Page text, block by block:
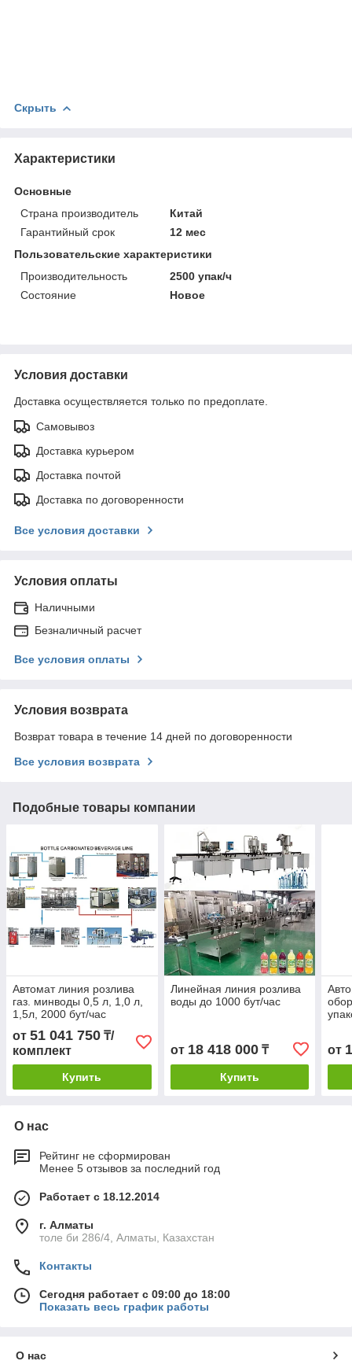
Скрыть
Характеристики
Основные
Страна производитель
Китай
Гарантийный срок
12 мес
Пользовательские характеристики
Производительность
2500 упак/ч
Состояние
Новое
Условия доставки
Доставка осуществляется только по предоплате.
Самовывоз
Доставка курьером
Доставка почтой
Доставка по договоренности
Все условия доставки
Условия оплаты
Наличными
Безналичный расчет
Все условия оплаты
Условия возврата
Возврат товара в течение 14 дней по договоренности
Все условия возврата
Подобные товары компании
Автомат линия розлива
газ. минводы 0,5 л, 1,0 л,
1,5л, 2000 бут/час
от 51 041 750 ₸/
комплект
Купить
Линейная линия розлива
воды до 1000 бут/час
от 18 418 000₸
Купить
от
О нас
Рейтинг не сформирован
Менее 5 отзывов за последний год
Работает с 18.12.2014
г. Алматы
толе би 286/4, Алматы, Казахстан
Контакты
Сегодня работает с 09:00 до 18:00
Показать весь график работы
О нас